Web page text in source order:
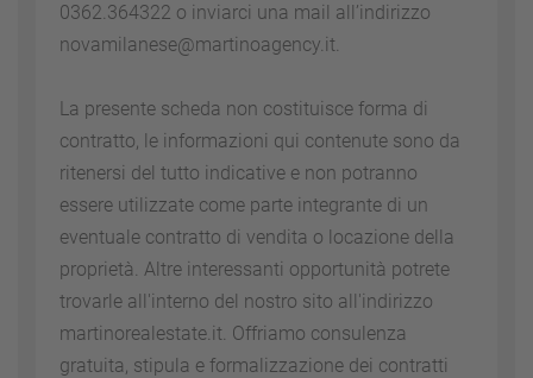
0362.364322 o inviarci una mail all’indirizzo
novamilanese@martinoagency.it.
La presente scheda non costituisce forma di
contratto, le informazioni qui contenute sono da
ritenersi del tutto indicative e non potranno
essere utilizzate come parte integrante di un
eventuale contratto di vendita o locazione della
proprietà. Altre interessanti opportunità potrete
trovarle all'interno del nostro sito all'indirizzo
martinorealestate.it. Offriamo consulenza
gratuita, stipula e formalizzazione dei contratti